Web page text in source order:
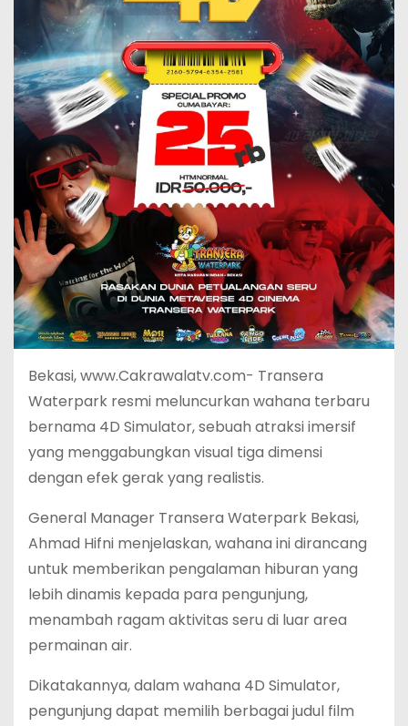
Bekasi, www.Cakrawalatv.com- Transera
Waterpark resmi meluncurkan wahana terbaru
bernama 4D Simulator, sebuah atraksi imersif
yang menggabungkan visual tiga dimensi
dengan efek gerak yang realistis.
General Manager Transera Waterpark Bekasi,
Ahmad Hifni menjelaskan, wahana ini dirancang
untuk memberikan pengalaman hiburan yang
lebih dinamis kepada para pengunjung,
menambah ragam aktivitas seru di luar area
permainan air.
Dikatakannya, dalam wahana 4D Simulator,
pengunjung dapat memilih berbagai judul film